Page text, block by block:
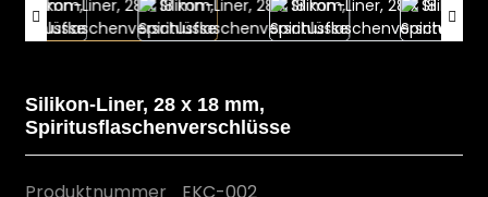
Silikon-Liner, 28 x 18 mm,
Spiritusflaschenverschlüsse